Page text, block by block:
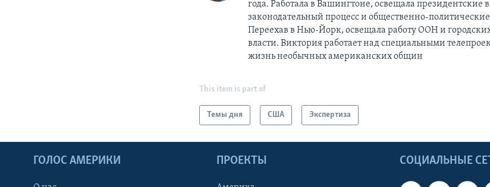
года. Работала в Вашингтоне, освещала президентские
законодательный процесс и общественно-
Переехав в Нью-Йорк, освещала работу ООН и
власти. Виктория работает над специальными
жизнь необычных американских общин
This item is part of
Темы дня США Экспертиза
СОЦИАЛЬНЫЕ
ГОЛОС АМЕРИКИ ПРОЕКТЫ